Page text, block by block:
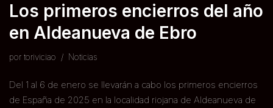
Los primeros encierros del año
en Aldeanueva de Ebro
por toriviciao Noticias
Del 1 al 6 de enero se llevarán a cabo los primeros encierros
de España de 2025 en la localidad riojana de Aldeanueva de